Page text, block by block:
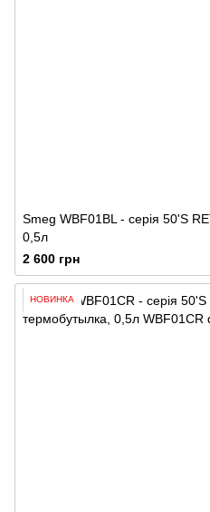
Smeg WBF01BL - серія 50'S
0,5л
2 600 грн
НОВИНКА